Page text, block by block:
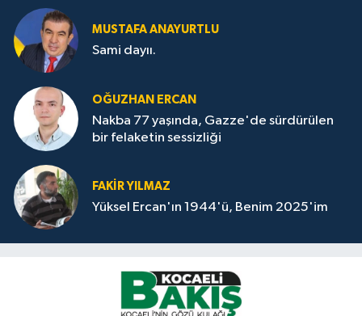
MUSTAFA ANAYURTLU
Sami dayıı.
OĞUZHAN ERCAN
Nakba 77 yaşında, Gazze'de sürdürülen
bir felaketin sessizliği
FAKİR YILMAZ
Yüksel Ercan'ın 1944'ü, Benim 2025'im